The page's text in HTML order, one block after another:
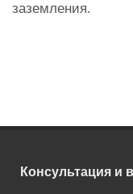
заземления.
Консультация и